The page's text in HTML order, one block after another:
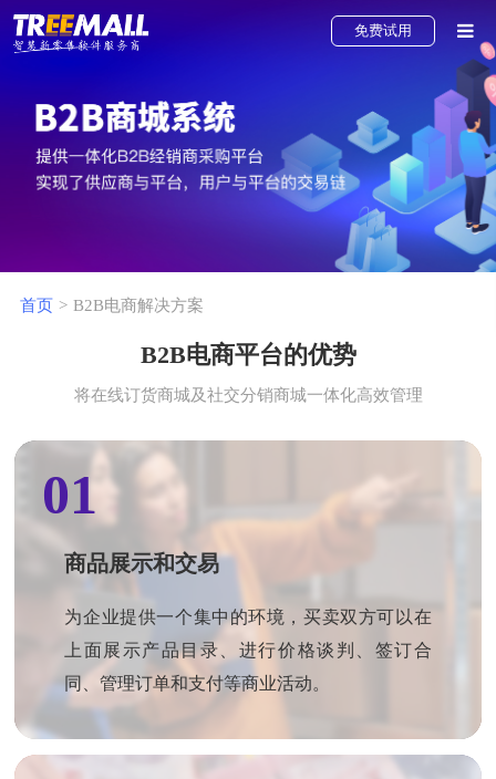
直播电商解决方案
社交电商解决方案
新零售电商解决方案
O2O电商解决方案
B2B电商解决方案
农村电商解决方案
类京东天猫解决方案
免费试用
首页 > B2B电商解决方案
B2B电商平台的优势
将在线订货商城及社交分销商城一体化高效管理
01
商品展示和交易
为企业提供一个集中的环境，买卖双方可以在
上面展示产品目录、进行价格谈判、签订合
同、管理订单和支付等商业活动。